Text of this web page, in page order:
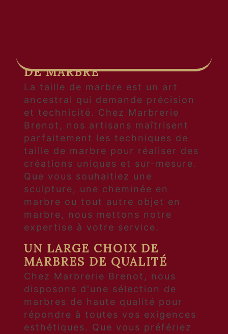
DE MARBRE
La taille de marbre est un art
ancestral qui demande précision
et technicité. Chez Marbrerie
Brenot, nos artisans maîtrisent
parfaitement les techniques de
taille de marbre pour réaliser des
créations uniques et sur-mesure.
Que vous souhaitiez une
sculpture, une cheminée en
marbre ou tout autre objet en
marbre, nous mettons notre
expertise à votre service.
UN LARGE CHOIX DE
MARBRES DE QUALITÉ
Chez Marbrerie Brenot, nous
disposons d'une sélection de
marbres de haute qualité pour
répondre à toutes vos exigences
esthétiques. Que vous préfériez